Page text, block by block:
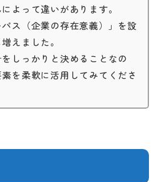
よって違いがあります。
ス（企業の存在意義）」を設
えました。
しっかりと決めることなの
を柔軟に活用してみてくださ